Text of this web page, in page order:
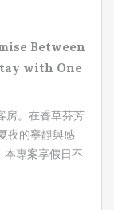
Between
with One
。在香草芬芳
夜的寧靜與感
本專案享假日不